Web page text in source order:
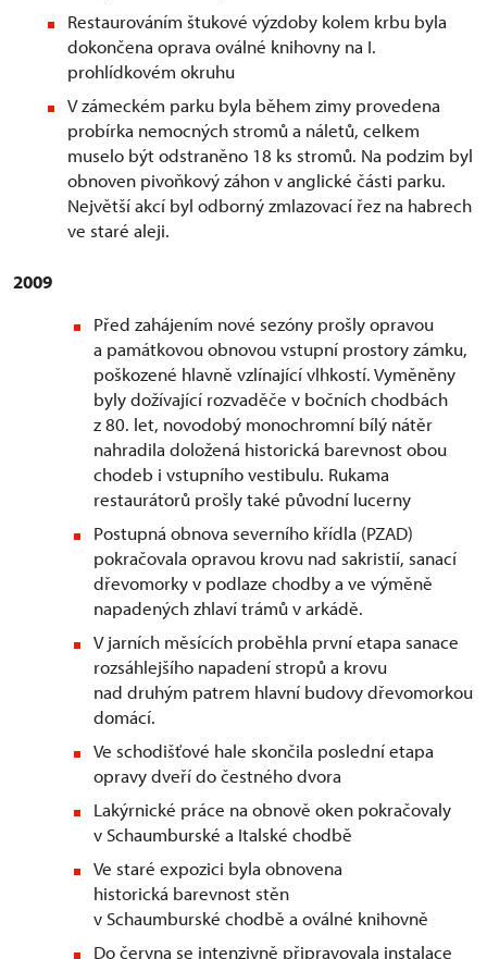
Restaurováním štukové výzdoby kolem krbu byla
dokončena oprava oválné knihovny na I.
prohlídkovém okruhu
V zámeckém parku byla během zimy provedena
probírka nemocných stromů a náletů, celkem
muselo být odstraněno 18 ks stromů. Na podzim byl
obnoven pivoňkový záhon v anglické části parku.
Největší akcí byl odborný zmlazovací řez na habrech
ve staré aleji.
2009
Před zahájením nové sezóny prošly opravou
a památkovou obnovou vstupní prostory zámku,
poškozené hlavně vzlínající vlhkostí. Vyměněny
byly dožívající rozvaděče v bočních chodbách
z 80. let, novodobý monochromní bílý nátěr
nahradila doložená historická barevnost obou
chodeb i vstupního vestibulu. Rukama
restaurátorů prošly také původní lucerny
Postupná obnova severního křídla (PZAD)
pokračovala opravou krovu nad sakristií, sanací
dřevomorky v podlaze chodby a ve výměně
napadených zhlaví trámů v arkádě.
V jarních měsících proběhla první etapa sanace
rozsáhlejšího napadení stropů a krovu
nad druhým patrem hlavní budovy dřevomorkou
domácí.
Ve schodišťové hale skončila poslední etapa
opravy dveří do čestného dvora
Lakýrnické práce na obnově oken pokračovaly
v Schaumburské a Italské chodbě
Ve staré expozici byla obnovena
historická barevnost stěn
v Schaumburské chodbě a oválné knihovně
Do června se intenzivně připravovala instalace